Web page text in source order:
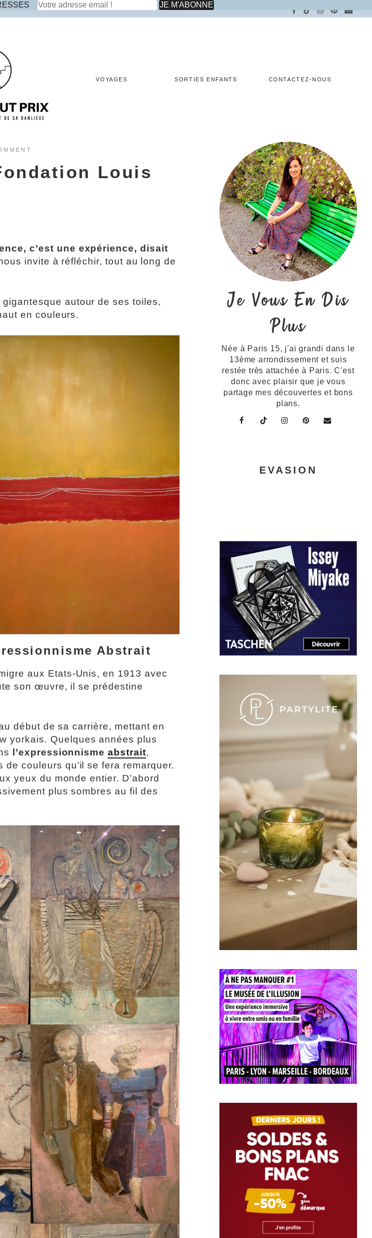
VOYAGES SORTIES ENFANTS CONTACTEZ-NOUS
Louis
c’est une expérience, disait
invite à réfléchir, tout au long de
autour de ses toiles,
en couleurs.
Abstrait
aux Etats-Unis, en 1913 avec
son œuvre, il se prédestine
début de sa carrière, mettant en
yorkais. Quelques années plus
l’expressionnismeabstrait,
couleurs qu’il se fera remarquer.
yeux du monde entier. D’abord
plus sombres au fil des
Je Vous En Dis
Plus
Née à Paris 15, j'ai grandi dans le
13ème arrondissement et suis
restée très attachée à Paris. C'est
donc avec plaisir que je vous
partage mes découvertes et bons
plans.
EVASION